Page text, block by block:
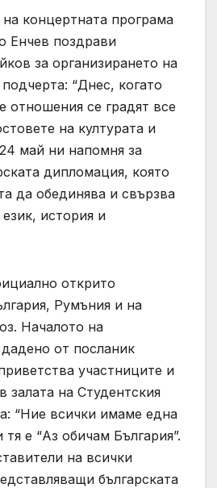
концертната програма
Енчев поздрави
за организирането на
“Днес, когато
отношения се градят все
на културата и
май ни напомня за
дипломация, която
да обединява и свързва
история и
открито
Румъния и на
Началото на
от посланик
участниците и
залата на Студентския
“Ние всички имаме една
е “Аз обичам България”.
на всички
българската